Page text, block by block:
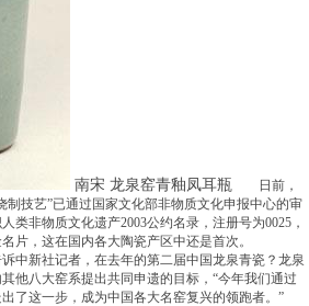
南宋 龙泉窑青釉凤耳瓶 日前，
制技艺”已通过国家文化部非物质文化申报中心的审
类非物质文化遗产2003公约名录，注册号为0025，
片，这在国内各大陶瓷产区中还是首次。
新社记者，在去年的第二届中国龙泉青瓷？龙泉
他八大窑系提出共同申遗的目标，“今年我们通过
了这一步，成为中国各大名窑复兴的领跑者。”